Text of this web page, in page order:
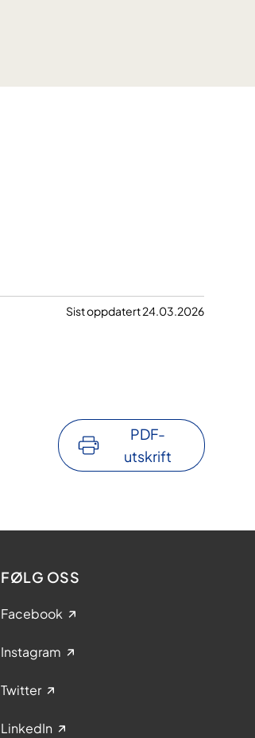
Sist oppdatert 24.03.2026
PDF-
utskrift
FØLG OSS
Facebook
Instagram
Twitter
LinkedIn